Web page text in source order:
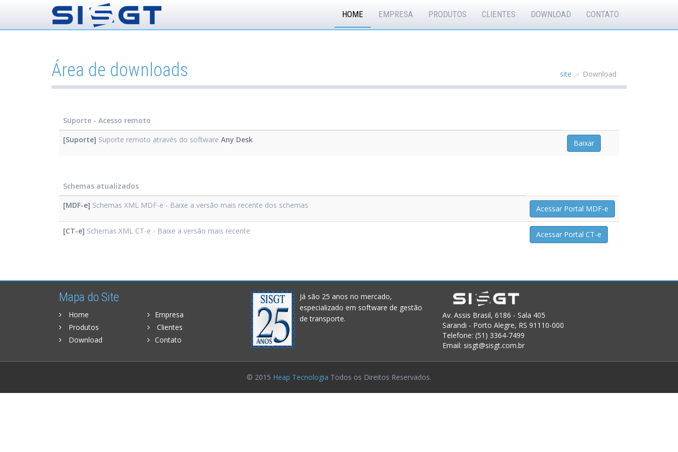
HOME EMPRESA PRODUTOS CLIENTES DOWNLOAD CONTATO
Área de downloads site Download
Suporte - Acesso remoto
[Suporte] Suporte remoto através do software Any Desk Baixar
Schemas atualizados
[MDF-e] Schemas XML MDF-e - Baixe a versão mais recente dos schemas Acessar Portal MDF-e
[CT-e] Schemas XML CT-e - Baixe a versão mais recente Acessar Portal CT-e
Mapa do Site
Home
Empresa
Produtos
Clientes
Download
Contato
Já são 25 anos no mercado,
especializado em software de gestão
de transporte.
Av. Assis Brasil, 6186 - Sala 405
Sarandi - Porto Alegre, RS 91110-000
Telefone: (51) 3364-7499
Email: sisgt@sisgt.com.br
© 2015 Heap Tecnologia Todos os Direitos Reservados.